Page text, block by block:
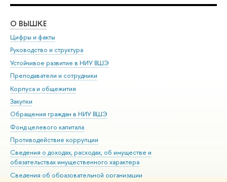
О ВЫШКЕ
Цифры и факты
Руководство и структура
Устойчивое развитие в НИУ ВШЭ
Преподаватели и сотрудники
Корпуса и общежития
Закупки
Обращения граждан в НИУ ВШЭ
Фонд целевого капитала
Противодействие коррупции
Сведения о доходах, расходах, об имуществе и
обязательствах имущественного характера
Сведения об образовательной организации